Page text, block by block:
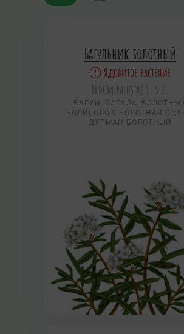
Багульник болотный
Ядовитое растение
Ledum palustre L. s.l.
БАГУН, БАГУЛА, БОЛОТНЫЙ
БОЛИГОЛОВ, БОЛОТНАЯ
ДУРМАН БОЛОТНЫЙ